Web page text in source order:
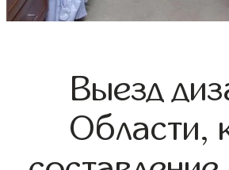
Выезд
Области,